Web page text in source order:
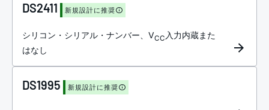
DS2411 新規設計に推奨
シリコン・シリアル・ナンバー、VCC 入力内蔵また
はなし
DS1995 新規設計に推奨